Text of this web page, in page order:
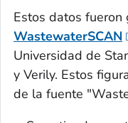
Estos datos fueron
WastewaterSCAN
Universidad de
y Verily. Estos
de la fuente